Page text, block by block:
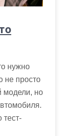
нужно
не просто
модели, но
тест-